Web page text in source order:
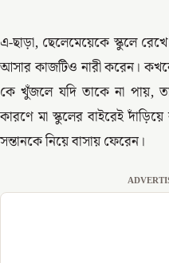
এ-ছাড়া, ছেলেমেয়েকে স্কুলে
আসার কাজটিও নারী করেন।
কে খুঁজলে যদি তাকে না পায়,
কারণে মা স্কুলের বাইরেই
সন্তানকে নিয়ে বাসায় ফেরেন।